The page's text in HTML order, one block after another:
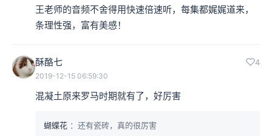
如，罗马帝国各地的大型剧场，观众席平面呈半圆形，逐
入口，楼梯到达各区座位， 人流不交叉，聚散方便。
王老师的音频不舍得用快速倍速听，每集都娓娓道来，
条理性强，富有美感！
酥酪七 4
2019-12-15 06:59:30
混凝土原来罗马时期就有了，好厉害
蝴蝶花 ：还有瓷砖，真的很厉害